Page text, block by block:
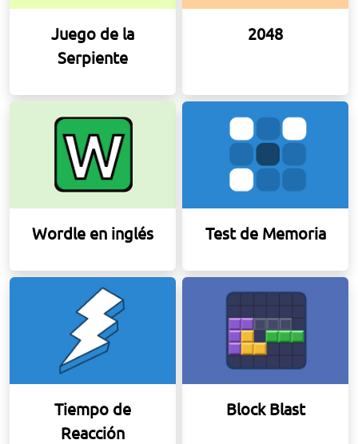
Juego de la
Serpiente
2048
Wordle en inglés Test de Memoria
Tiempo de
Reacción
Block Blast